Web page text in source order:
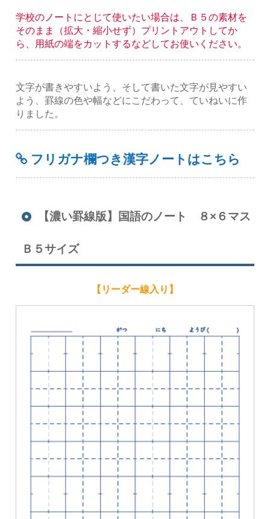
学校のノートにとじて使いたい場合は、Ｂ５の素材を
そのまま（拡大・縮小せず）プリントアウトしてか
ら、用紙の端をカットするなどしてお使いください。
文字が書きやすいよう、そして書いた文字が見やすい
よう、罫線の色や幅などにこだわって、ていねいに作
りました。
フリガナ欄つき漢字ノートはこちら
【濃い罫線版】国語のノート ８×６マス
Ｂ５サイズ
【リーダー線入り】